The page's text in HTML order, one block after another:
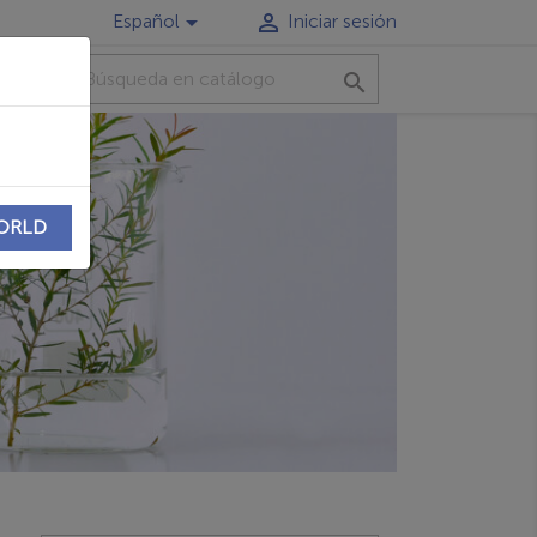
Español  Iniciar sesión
